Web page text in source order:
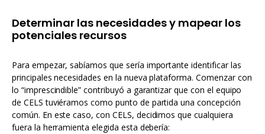
Determinar las necesidades y mapear los
potenciales recursos
Para empezar, sabíamos que sería importante identificar las
principales necesidades en la nueva plataforma. Comenzar con
lo “imprescindible” contribuyó a garantizar que con el equipo
de CELS tuviéramos como punto de partida una concepción
común. En este caso, con CELS, decidimos que cualquiera
fuera la herramienta elegida esta debería: